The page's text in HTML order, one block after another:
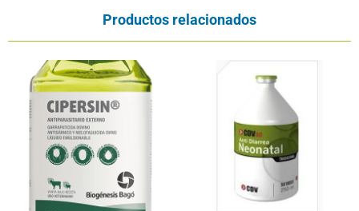
Productos relacionados